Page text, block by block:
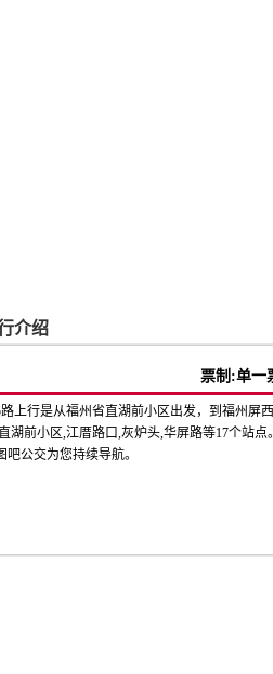
介绍
票制:单一
上行是从福州省直湖前小区出发，到福州屏
湖前小区,江厝路口,灰炉头,华屏路等17个站
吧公交为您持续导航。